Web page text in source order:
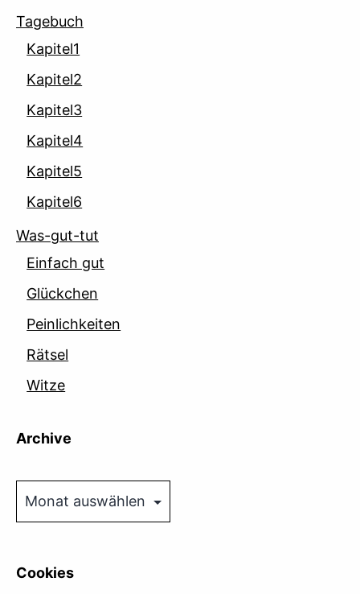
Tagebuch
Kapitel1
Kapitel2
Kapitel3
Kapitel4
Kapitel5
Kapitel6
Was-gut-tut
Einfach gut
Glückchen
Peinlichkeiten
Rätsel
Witze
Archive
Cookies